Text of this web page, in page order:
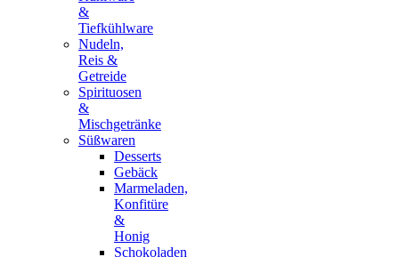
&
Tiefkühlware
Nudeln,
Reis &
Getreide
Spirituosen
&
Mischgetränke
Süßwaren
Desserts
Gebäck
Marmeladen,
Konfitüre
&
Honig
Schokoladen